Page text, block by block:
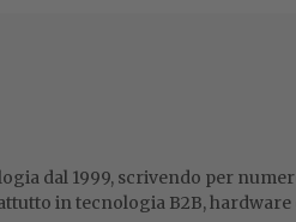
dal 1999, scrivendo per
in tecnologia B2B, hardware